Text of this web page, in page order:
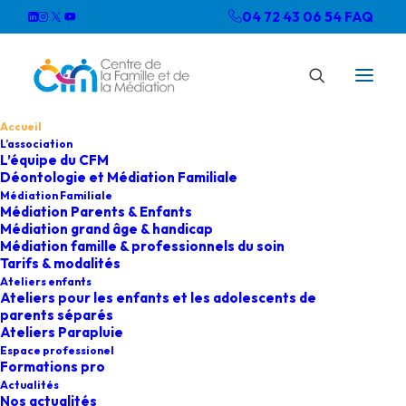
04 72 43 06 54 FAQ
Accueil
L’association
L’équipe du CFM
Déontologie et Médiation Familiale
Médiation Familiale
Médiation Parents & Enfants
Médiation grand âge & handicap
Médiation famille & professionnels du soin
Tarifs & modalités
Ateliers enfants
Ateliers pour les enfants et les adolescents de
parents séparés
Ateliers Parapluie
Espace professionel
Formations pro
Actualités
Nos actualités